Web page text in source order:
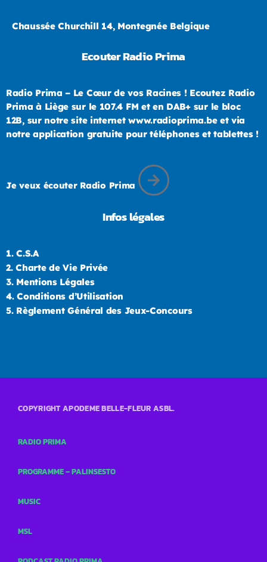
Chaussée Churchill 14, Montegnée Belgique
Ecouter Radio Prima
Radio Prima – Le Cœur de vos Racines ! Ecoutez Radio
Prima à Liège sur le 107.4 FM et en DAB+ sur le bloc
12B, sur notre site internet www.radioprima.be et via
notre application gratuite pour téléphones et tablettes !
Je veux écouter Radio Prima
Infos légales
1. C.S.A
2. Charte de Vie Privée
3. Mentions Légales
4. Conditions d’Utilisation
5. Règlement Général des Jeux-Concours
COPYRIGHT APODEME BELLE-FLEUR ASBL.
RADIO PRIMA
PROGRAMME – PALINSESTO
MUSIC
MSL